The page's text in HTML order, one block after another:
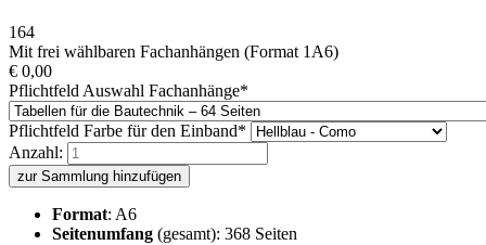
164
Mit frei wählbaren Fachanhängen (Format 1A6)
€ 0,00
Pflichtfeld Auswahl Fachanhänge*
Pflichtfeld Farbe für den Einband*
Anzahl:
zur Sammlung hinzufügen
Format: A6
Seitenumfang (gesamt): 368 Seiten